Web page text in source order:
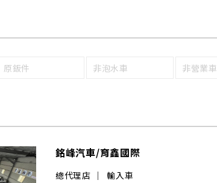
原鈑件 非泡水車 非營業車
銘峰汽車/育鑫國際
總代理店
輸入車